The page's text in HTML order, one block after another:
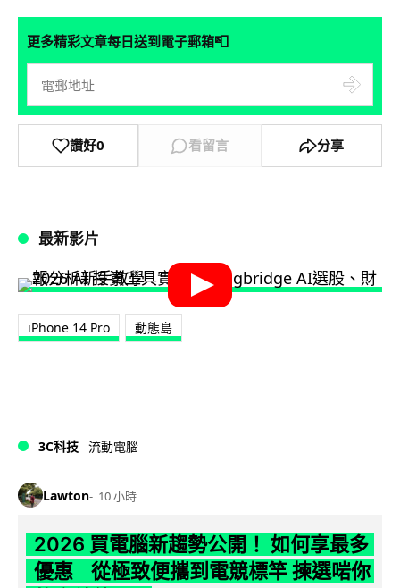
更多精彩文章每日送到電子郵箱📮
讚好0 看留言 分享
最新影片
iPhone 14 Pro 動態島
3C科技 流動電腦
Lawton 10 小時
2026 買電腦新趨勢公開！ 如何享最多
優惠 從極致便攜到電競標竿 揀選啱你